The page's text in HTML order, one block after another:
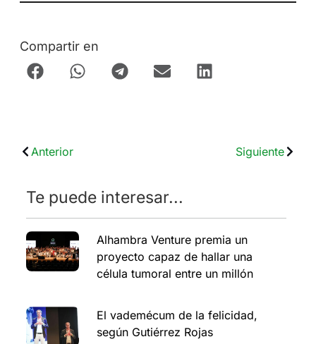
Compartir en
Anterior Siguiente
Te puede interesar...
Alhambra Venture premia un
proyecto capaz de hallar una
célula tumoral entre un millón
El vademécum de la felicidad,
según Gutiérrez Rojas